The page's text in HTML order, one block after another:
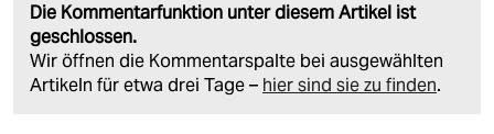
Die Kommentarfunktion unter diesem Artikel ist
geschlossen.
Wir öffnen die Kommentarspalte bei ausgewählten
Artikeln für etwa drei Tage – hier sind sie zu finden.